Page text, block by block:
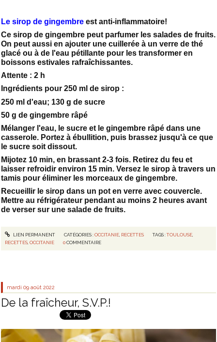
Le sirop de gingembre est anti-inflammatoire!
Ce sirop de gingembre peut parfumer les salades de fruits.
On peut aussi en ajouter une cuillerée à un verre de thé
glacé ou à de l'eau pétillante pour les transformer en
boissons estivales rafraîchissantes.
Attente : 2 h
Ingrédients pour 250 ml de sirop :
250 ml d'eau; 130 g de sucre
50 g de gingembre râpé
Mélanger l'eau, le sucre et le gingembre râpé dans une
casserole. Portez à ébullition, puis brassez jusqu'à ce que
le sucre soit dissout.
Mijotez 10 min, en brassant 2-3 fois. Retirez du feu et
laisser refroidir environ 15 min. Versez le sirop à travers un
tamis pour éliminer les morceaux de gingembre.
Recueillir le sirop dans un pot en verre avec couvercle.
Mettre au réfrigérateur pendant au moins 2 heures avant
de verser sur une salade de fruits.
LIEN PERMANENT CATÉGORIES :OCCITANIE, RECETTES TAGS :TOULOUSE
RECETTES ,OCCITANIE 0 COMMENTAIRE
mardi 09 août 2022
De la fraîcheur, S.V.P.!